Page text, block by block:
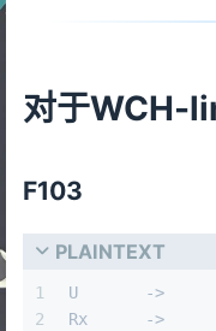
对于WCH-
F103
PLAINTEXT
1
2